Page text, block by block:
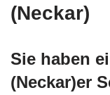
(Neckar)
Sie haben
(Neckar)er